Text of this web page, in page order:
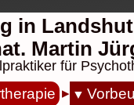
in Landshut
Martin
für